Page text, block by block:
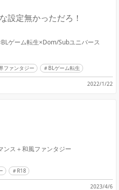
設定無かっただろ！
ゲーム転生×Dom/Subユニバース
ファンタジー BLゲーム転生
2022/1/22
ンス＋和風ファンタジー
R18
2023/4/6